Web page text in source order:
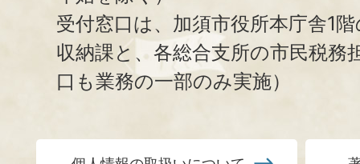
受付窓口は、加須市役所本庁舎1
収納課と、 各総合支所の市民税務
口も業務の一部のみ実施）